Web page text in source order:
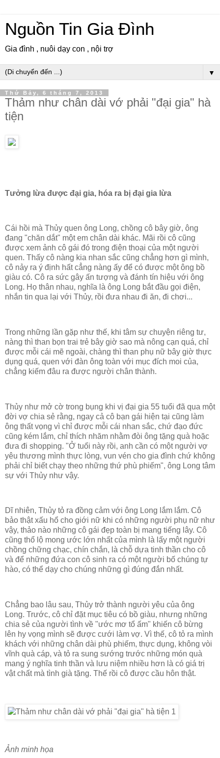
Nguồn Tin Gia Đình
Gia đình , nuôi dạy con , nội trợ
▼
Thứ Bảy, 6 tháng 7, 2013
Thảm như chân dài vớ phải "đại gia" hà
tiện
Tưởng lừa được đại gia, hóa ra bị đại gia lừa
Cái hồi mà Thủy quen ông Long, chồng cô bây giờ, ông
đang "chăn dắt" một em chân dài khác. Mãi rồi cô cũng
được xem ảnh cô gái đó trong điện thoại của một người
quen. Thấy cô nàng kia nhan sắc cũng chẳng hơn gì mình,
cô nảy ra ý định hất cẳng nàng ấy để có được một ông bồ
giàu có. Cô ra sức gây ấn tượng và đánh tín hiệu với ông
Long. Họ thân nhau, nghĩa là ông Long bắt đầu gọi điện,
nhắn tin qua lại với Thủy, rồi đưa nhau đi ăn, đi chơi...
Trong những lần gặp như thế, khi tâm sự chuyện riêng tư,
nàng thì than bọn trai trẻ bây giờ sao mà nông cạn quá, chỉ
được mỗi cái mẽ ngoài, chàng thì than phụ nữ bây giờ thực
dụng quá, quen với đàn ông toàn với mục đích moi của,
chẳng kiếm đâu ra được người chân thành.
Thủy như mở cờ trong bụng khi vị đại gia 55 tuổi đã qua một
đời vợ chia sẻ rằng, ngay cả cô bạn gái hiện tại cũng làm
ông thất vọng vì chỉ được mỗi cái nhan sắc, chứ đạo đức
cũng kém lắm, chỉ thích nhăm nhằm đòi ông tặng quà hoặc
đưa đi shopping. "Ở tuổi này rồi, anh cần có một người vợ
yêu thương mình thực lòng, vun vén cho gia đình chứ không
phải chỉ biết chạy theo những thứ phù phiếm", ông Long tâm
sự với Thủy như vậy.
Dĩ nhiên, Thủy tỏ ra đồng cảm với ông Long lắm lắm. Cô
bảo thật xấu hổ cho giới nữ khi có những người phụ nữ như
vậy, thảo nào những cô gái đẹp toàn bị mang tiếng lây. Cô
cũng thổ lộ mong ước lớn nhất của mình là lấy một người
chồng chững chạc, chín chắn, là chỗ dựa tinh thần cho cô
và để những đứa con cô sinh ra có một người bố chúng tự
hào, có thể dạy cho chúng những gì đúng đắn nhất.
Chẳng bao lâu sau, Thủy trở thành người yêu của ông
Long. Trước, cô chỉ đặt mục tiêu có bồ giàu, nhưng những
chia sẻ của người tình về "ước mơ tổ ấm" khiến cô bừng
lên hy vọng mình sẽ được cưới làm vợ. Vì thế, cô tỏ ra mình
khách với những chân dài phù phiếm, thực dụng, không vòi
vĩnh quà cáp, và tỏ ra sung sướng trước những món quà
mang ý nghĩa tinh thần và lưu niệm nhiều hơn là có giá trị
vật chất mà tình già tặng. Thế rồi cô được cầu hôn thật.
Ảnh minh họa